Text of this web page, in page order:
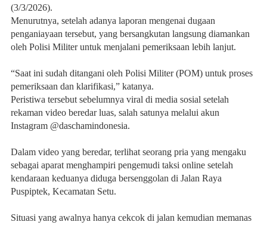
(3/3/2026).
Menurutnya, setelah adanya laporan mengenai dugaan
penganiayaan tersebut, yang bersangkutan langsung diamankan
oleh Polisi Militer untuk menjalani pemeriksaan lebih lanjut.
“Saat ini sudah ditangani oleh Polisi Militer (POM) untuk proses
pemeriksaan dan klarifikasi,” katanya.
Peristiwa tersebut sebelumnya viral di media sosial setelah
rekaman video beredar luas, salah satunya melalui akun
Instagram @daschamindonesia.
Dalam video yang beredar, terlihat seorang pria yang mengaku
sebagai aparat menghampiri pengemudi taksi online setelah
kendaraan keduanya diduga bersenggolan di Jalan Raya
Puspiptek, Kecamatan Setu.
Situasi yang awalnya hanya cekcok di jalan kemudian memanas